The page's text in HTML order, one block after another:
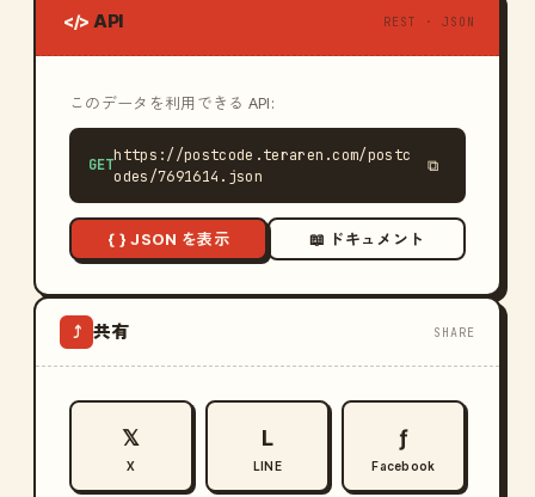
</> API REST · JSON
このデータを利用できる API:
GET
https://postcode.teraren.com/postc
odes/7691614.json
⧉
{ } JSON を表示 📖 ドキュメント
⤴ 共有 SHARE
𝕏
X
L
LINE
ƒ
Facebook